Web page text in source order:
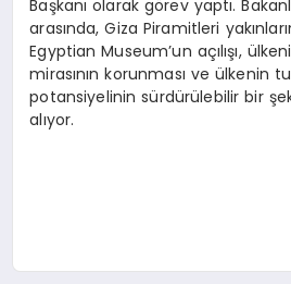
Başkanı olarak görev yaptı.
arasında, Giza Piramitleri
Egyptian Museum’un açılışı,
mirasının korunması ve ülkenin
potansiyelinin sürdürülebilir bir
alıyor.